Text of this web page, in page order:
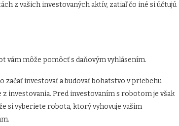
z vašich investovaných aktív, zatiaľ čo iné si účtujú
vám môže pomôcť s daňovým vyhlásením.
investovať a budovať bohatstvo v priebehu
investovania. Pred investovaním s robotom je však
si vyberiete robota, ktorý vyhovuje vašim